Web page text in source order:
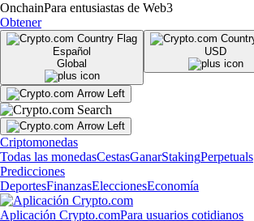
OnchainPara entusiastas de Web3
Obtener
Español
Global
USD
Criptomonedas
Todas las monedasCestasGanarStakingPerpetuals
Predicciones
DeportesFinanzasEleccionesEconomía
Aplicación Crypto.comPara usuarios cotidianos